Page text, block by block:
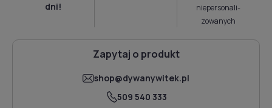
dni!
niepersonali­
zowanych
Zapytaj o produkt
shop@dywanywitek.pl
509 540 333